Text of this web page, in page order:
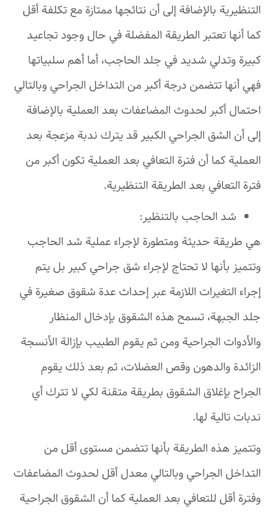
التنظيرية بالإضافة إلى أن نتائجها ممتازة مع تكلفة أقل
كما أنها تعتبر الطريقة المفضلة في حال وجود تجاعيد
كبيرة وتدلي شديد في جلد الحاجب، أما أهم سلبياتها
فهي أنها تتضمن درجة أكبر من التداخل الجراحي وبالتالي
احتمال أكبر لحدوث المضاعفات بعد العملية بالإضافة
إلى أن الشق الجراحي الكبير قد يترك ندبة مزعجة بعد
العملية كما أن فترة التعافي بعد العملية تكون أكبر من
فترة التعافي بعد الطريقة التنظيرية.
شد الحاجب بالتنظير:
هي طريقة حديثة ومتطورة لإجراء عملية شد الحاجب
وتتميز بأنها لا تحتاج لإجراء شق جراحي كبير بل يتم
إجراء التغيرات اللازمة عبر إحداث عدة شقوق صغيرة في
جلد الجبهة، تسمح هذه الشقوق بإدخال المنظار
والأدوات الجراحية ومن ثم يقوم الطبيب بإزالة الأنسجة
الزائدة والدهون وقص العضلات، ثم بعد ذلك يقوم
الجراح بإغلاق الشقوق بطريقة متقنة لكي لا تترك أي
ندبات تالية لها.
وتتميز هذه الطريقة بأنها تتضمن مستوى أقل من
التداخل الجراحي وبالتالي معدل أقل لحدوث المضاعفات
وفترة أقل للتعافي بعد العملية كما أن الشقوق الجراحية